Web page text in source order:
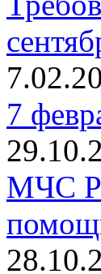
7
МЧС